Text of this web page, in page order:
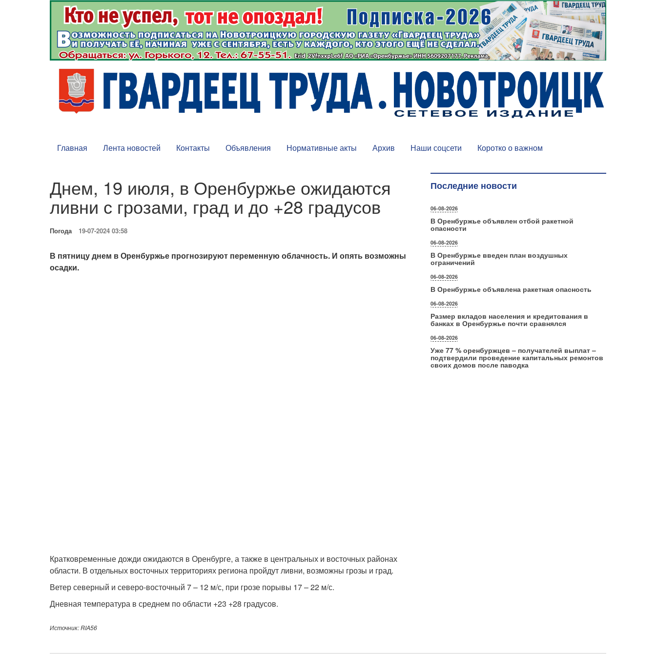
Главная Лента новостей Контакты Объявления Нормативные акты Архив Наши соцсети Коротко о важном
Днем, 19 июля, в Оренбуржье ожидаются
ливни с грозами, град и до +28 градусов
Погода 19-07-2024 03:58
В пятницу днем в Оренбуржье прогнозируют переменную облачность. И опять возможны
осадки.
Кратковременные дожди ожидаются в Оренбурге, а также в центральных и восточных районах
области. В отдельных восточных территориях региона пройдут ливни, возможны грозы и град.
Ветер северный и северо-восточный 7 – 12 м/с, при грозе порывы 17 – 22 м/с.
Дневная температура в среднем по области +23 +28 градусов.
Источник: RIA56
Последние новости
06-08-2026
В Оренбуржье объявлен отбой ракетной
опасности
06-08-2026
В Оренбуржье введен план воздушных
ограничений
06-08-2026
В Оренбуржье объявлена ракетная опасность
06-08-2026
Размер вкладов населения и кредитования в
банках в Оренбуржье почти сравнялся
06-08-2026
Уже 77 % оренбуржцев – получателей выплат –
подтвердили проведение капитальных ремонтов
своих домов после паводка